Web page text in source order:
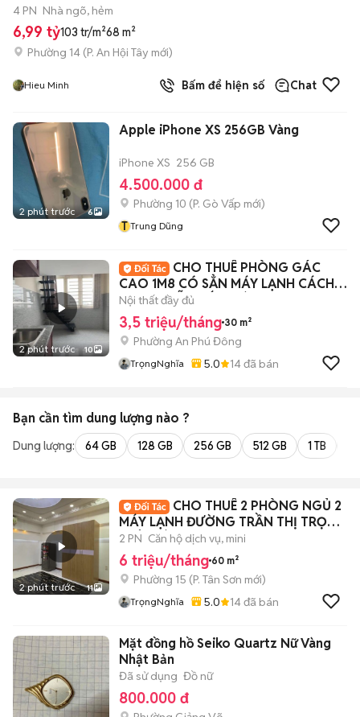
4 PN Nhà ngõ, hẻm
6,99 tỷ103 tr/m²68 m²
Phường 14 (P. An Hội Tây mới)
Hieu Minh Bấm để hiện số Chat
2 phút trước 6
Apple iPhone XS 256GB Vàng
iPhone XS 256 GB
4.500.000 đ
Phường 10 (P. Gò Vấp mới)
T Trung Dũng
2 phút trước 10
CHO THUÊ PHÒNG GÁC
CAO 1M8 CÓ SẲN MÁY LẠNH CÁCH
ĐH NGUYỄN TẤT THÀNH 5P
Nội thất đầy đủ
3,5 triệu/tháng 30 m²
Phường An Phú Đông
TrọngNghĩa 5.0 14đã bán
Bạn cần tìm dung lượng nào ?
Dung lượng: 64 GB 128 GB 256 GB 512 GB 1 TB
2 phút trước 11
CHO THUÊ 2 PHÒNG NGỦ 2
MÁY LẠNH ĐƯỜNG TRẦN THỊ TRỌNG
- TÂN BÌNH
2 PN Căn hộ dịch vụ, mini
6 triệu/tháng 60 m²
Phường 15 (P. Tân Sơn mới)
TrọngNghĩa 5.0 14đã bán
Mặt đồng hồ Seiko Quartz Nữ Vàng
Nhật Bản
Đã sử dụng Đồ nữ
800.000 đ